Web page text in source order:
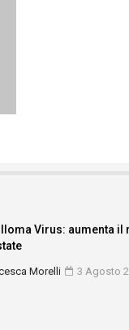
Virus: aumenta il
Morelli 3 Agosto